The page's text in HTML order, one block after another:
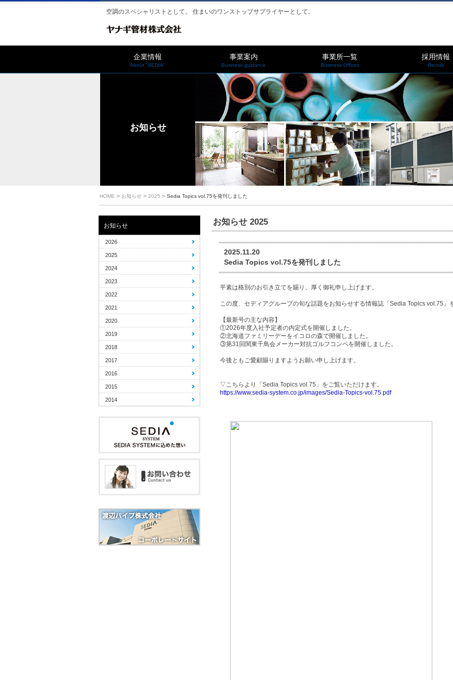
空調のスペシャリストとして。 住まいのワンストップサプライヤーとして。
企業情報
About "SEDIA"
事業案内
Business guidance
事業所一覧
Business Offices
採用情報
Recruit
お知らせ
HOME お知らせ 2025 Sedia Topics vol.75を発刊しました
お知らせ 2025
2025.11.20
Sedia Topics vol.75を発刊しました
平素は格別のお引き立てを賜り、厚く御礼申し上げます。
この度、セディアグループの旬な話題をお知らせする情報誌「Sedia Topics vol.75」
【最新号の主な内容】
①2026年度入社予定者の内定式を開催しました。
②北海道ファミリーデーをイコロの森で開催しました。
③第31回関東千鳥会メーカー対抗ゴルフコンペを開催しました。
今後ともご愛顧賜りますようお願い申し上げます。
▽こちらより「Sedia Topics vol.75」をご覧いただけます。
https://www.sedia-system.co.jp/images/Sedia-Topics-vol.75.pdf
お知らせ
2026
2025
2024
2023
2022
2021
2020
2019
2018
2017
2016
2015
2014